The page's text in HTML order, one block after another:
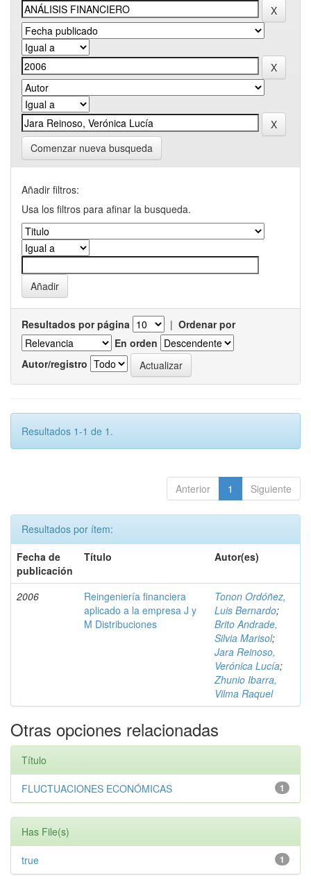
Comenzar nueva busqueda
Añadir filtros:
Usa los filtros para afinar la busqueda.
Resultados por página | Ordenar por
En orden
Autor/registro
Resultados 1-1 de 1.
Anterior 1 Siguiente
Resultados por ítem:
Fecha de
publicación
Título Autor(es)
2006
Reingeniería financiera
aplicado a la empresa J y
M Distribuciones
Tonon Ordóñez,
Luis Bernardo;
Brito Andrade,
Silvia Marisol;
Jara Reinoso,
Verónica Lucía;
Zhunio Ibarra,
Vilma Raquel
Otras opciones relacionadas
Título
1
FLUCTUACIONES ECONÓMICAS
Has File(s)
1
true